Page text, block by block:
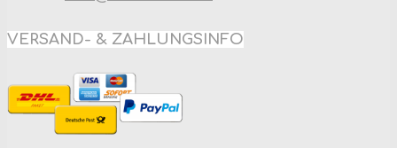
werden
VERSAND- & ZAHLUNGSINFO